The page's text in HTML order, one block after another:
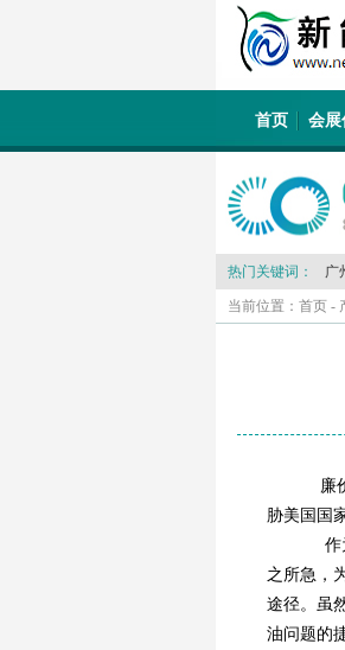
首页 会展
热门关键词： 广
当前位置： 首页 -
廉价
胁美国国
作为
之所急，
途径。虽
油问题的